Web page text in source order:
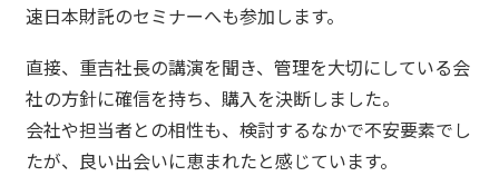
速日本財託のセミナーへも参加します。
直接、重吉社長の講演を聞き、管理を大切にしている会
社の方針に確信を持ち、購入を決断しました。
会社や担当者との相性も、検討するなかで不安要素でし
たが、良い出会いに恵まれたと感じています。